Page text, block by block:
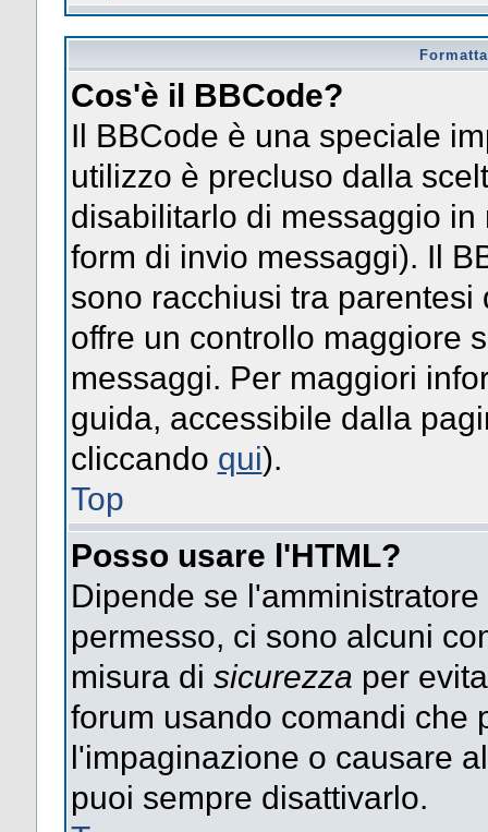
Cos'è il BBCode?
Il BBCode è una speciale
utilizzo è precluso dalla
disabilitarlo di messaggio
form di invio messaggi). Il
sono racchiusi tra
offre un controllo maggiore
messaggi. Per maggiori
guida, accessibile dalla
cliccando qui).
Top
Posso usare l'HTML?
Dipende se
permesso, ci sono alcuni
misura di sicurezza per
forum usando comandi che
l'impaginazione o causare
puoi sempre disattivarlo.